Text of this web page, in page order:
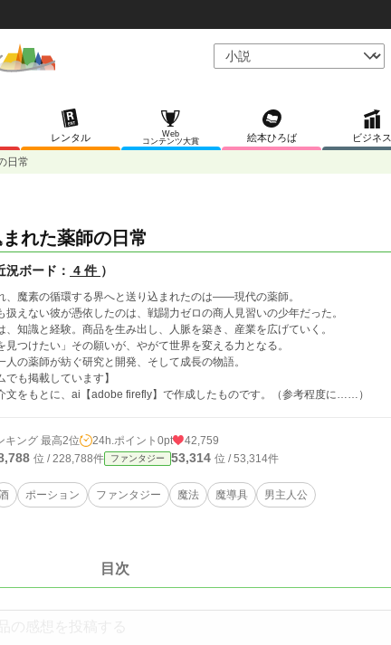
レンタル
Web
コンテンツ大賞
絵本ひろば ビジネス
日常
れた薬師の日常
況ボード： 4 件 ）
、魔素の循環する界へと送り込まれたのは――現代の薬師。
扱えない彼が憑依したのは、戦闘力ゼロの商人見習いの少年だった。
、知識と経験。商品を生み出し、人脈を築き、産業を広げていく。
見つけたい」その願いが、やがて世界を変える力となる。
人の薬師が紡ぐ研究と開発、そして成長の物語。
でも掲載しています】
文をもとに、ai【adobe firefly】で作成したものです。（参考程度に……）
キング 最高2位 24h.ポイント 0pt 42,759
位 / 228,788件 ファンタジー 53,314 位 / 53,314件
ポーション ファンタジー 魔法 魔導具 男主人公
目次